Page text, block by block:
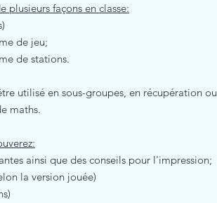
plusieurs façons en classe:
de jeu;
de stations.
utilisé en sous-groupes, en récupération ou
maths.
ainsi que des conseils pour l'impression;
la version jouée)